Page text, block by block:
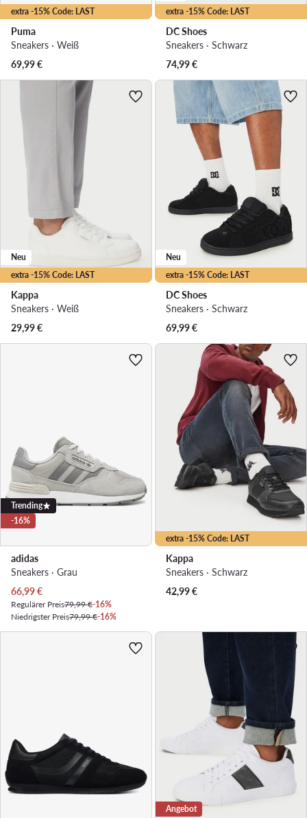
extra -15% Code: LAST
Puma
Sneakers · Weiß
69,99€
extra -15% Code: LAST
DC Shoes
Sneakers · Schwarz
74,99€
extra -15% Code: LAST
Neu
Kappa
Sneakers · Weiß
29,99€
extra -15% Code: LAST
Neu
DC Shoes
Sneakers · Schwarz
69,99€
Trending
-16%
adidas
Sneakers · Grau
Aktueller Preis
66,99€
Regulärer Preis79,99 €-16%
Niedrigster Preis79,99 €-16%
extra -15% Code: LAST
Kappa
Sneakers · Schwarz
42,99€
Angebot